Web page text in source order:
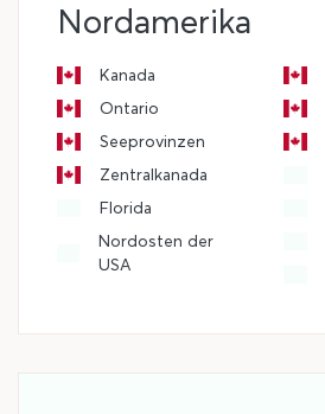
Nordamerika
Kanada
Ontario
Seeprovinzen
Zentralkanada
Florida
Nordosten der
USA